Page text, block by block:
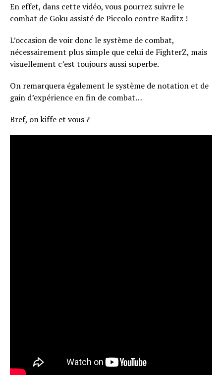
En effet, dans cette vidéo, vous pourrez suivre le
combat de Goku assisté de Piccolo contre Raditz !
L’occasion de voir donc le système de combat,
nécessairement plus simple que celui de FighterZ, mais
visuellement c’est toujours aussi superbe.
On remarquera également le système de notation et de
gain d’expérience en fin de combat…
Bref, on kiffe et vous ?